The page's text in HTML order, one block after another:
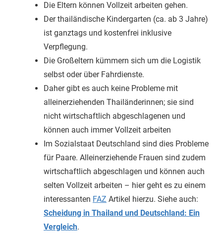
Die Eltern können Vollzeit arbeiten gehen.
Der thailändische Kindergarten (ca. ab 3 Jahre)
ist ganztags und kostenfrei inklusive
Verpflegung.
Die Großeltern kümmern sich um die Logistik
selbst oder über Fahrdienste.
Daher gibt es auch keine Probleme mit
alleinerziehenden Thailänderinnen; sie sind
nicht wirtschaftlich abgeschlagenen und
können auch immer Vollzeit arbeiten
Im Sozialstaat Deutschland sind dies Probleme
für Paare. Alleinerziehende Frauen sind zudem
wirtschaftlich abgeschlagen und können auch
selten Vollzeit arbeiten – hier geht es zu einem
interessanten FAZ Artikel hierzu. Siehe auch:
Scheidung in Thailand und Deutschland: Ein
Vergleich.